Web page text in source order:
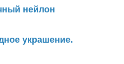
нейлон
украшение.